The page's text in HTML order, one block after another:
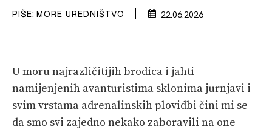
SHOP
PIŠE: MORE UREDNIŠTVO 22.06.2026
U moru najrazličitijih brodica i jahti
namijenjenih avanturistima sklonima jurnjavi i
svim vrstama adrenalinskih plovidbi čini mi se
da smo svi zajedno nekako zaboravili na one